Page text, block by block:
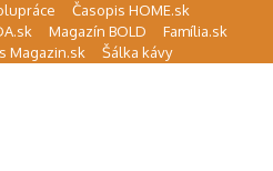
Časopis HOME.sk
Magazín BOLD
Família.sk
Magazin.sk Šálka kávy